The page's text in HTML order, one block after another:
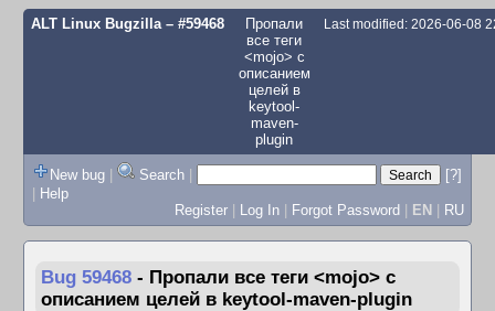
ALT Linux Bugzilla– #59468
Пропали
все теги
<mojo> с
описанием
целей в
keytool-
maven-
plugin
Last modified: 2026-06-08
New bug | Search |
[?]
| Help
Register | Log In | Forgot Password | EN | RU
Bug 59468 - Пропали все теги <mojo> с
описанием целей в keytool-maven-plugin